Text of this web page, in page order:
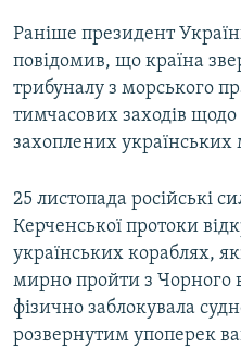
Раніше президент
повідомив, що країна
трибуналу з морського
тимчасових заходів щодо
захоплених українських
25 листопада російські
Керченської протоки
українських кораблях,
мирно пройти з Чорного
фізично заблокувала
розвернутим упоперек